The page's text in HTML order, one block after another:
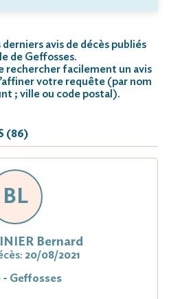
avis de décès publiés
de Geffosses.
rechercher facilement un avis
votre requête (par nom
; ville ou code postal).
(86)
BL
Bernard
20/08/2021
- Geffosses